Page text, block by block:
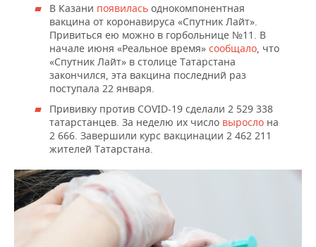
В Казани появилась однокомпонентная
вакцина от коронавируса «Спутник Лайт».
Привиться ею можно в горбольнице №11. В
начале июня «Реальное время» сообщало , что
«Спутник Лайт» в столице Татарстана
закончился, эта вакцина последний раз
поступала 22 января.
Прививку против COVID-19 сделали 2 529 338
татарстанцев. За неделю их число выросло на
2 666. Завершили курс вакцинации 2 462 211
жителей Татарстана.